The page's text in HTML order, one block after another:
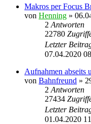
Makros per Focus
von Henning »
2 Antworten
22780
Letzter
07.04.2020
Aufnahmen abseits
von Bahnfreund »
2 Antworten
27434
Letzter
01.04.2020